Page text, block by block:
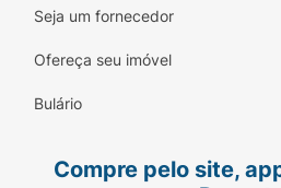
Seja um fornecedor
Ofereça seu imóvel
Bulário
Compre pelo site,